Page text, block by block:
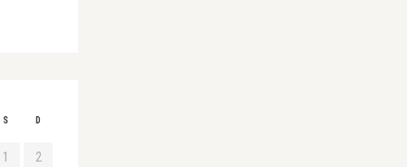
S D
1 2